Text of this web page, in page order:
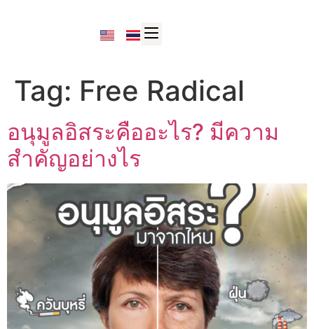
Tag: Free Radical
อนุมูลอิสระคืออะไร? มีความ
สำคัญอย่างไร